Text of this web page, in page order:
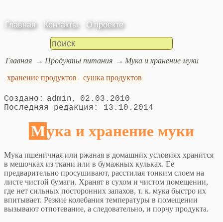
Главная Контакты О проекте
Главная Продукты питания
Мука и хранение муки
хранение продуктов
сушка продуктов
admin
02.03.2010
13.10.2014
Мука и хранение муки
Мука пшеничная или ржаная в домашних условиях хранится
в мешочках из ткани или в бумажных кульках. Ее
предварительно просушивают, расстилая тонким слоем на
листе чистой бумаги. Хранят в сухом и чистом помещении,
где нет сильных посторонних запахов, т. к. мука быстро их
впитывает. Резкие колебания температуры в помещении
вызывают отпотевание, а следовательно, и порчу продукта.